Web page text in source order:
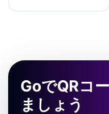
GoでQRコ
ましょう